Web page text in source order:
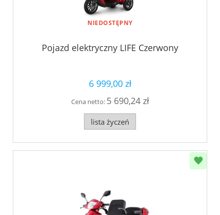
NIEDOSTĘPNY
Pojazd elektryczny LIFE Czerwony
6 999,00 zł
Cena netto: 5 690,24 zł
lista życzeń